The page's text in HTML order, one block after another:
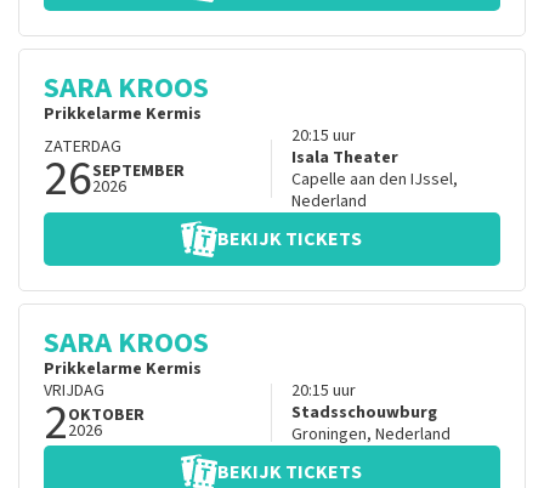
SARA KROOS
Prikkelarme Kermis
ZATERDAG
26SEPTEMBER
2026
20:15 uur
Isala Theater
Capelle aan den IJssel,
Nederland
BEKIJK TICKETS
SARA KROOS
Prikkelarme Kermis
VRIJDAG
2OKTOBER
2026
20:15 uur
Stadsschouwburg
Groningen, Nederland
BEKIJK TICKETS